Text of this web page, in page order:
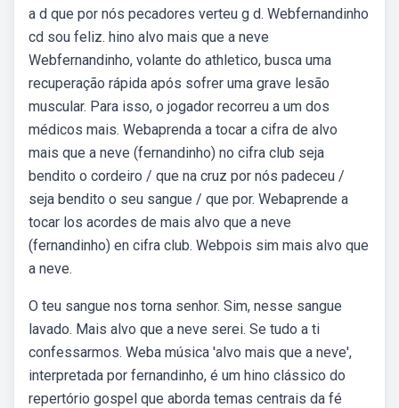
a d que por nós pecadores verteu g d. Webfernandinho
cd sou feliz. hino alvo mais que a neve
Webfernandinho, volante do athletico, busca uma
recuperação rápida após sofrer uma grave lesão
muscular. Para isso, o jogador recorreu a um dos
médicos mais. Webaprenda a tocar a cifra de alvo
mais que a neve (fernandinho) no cifra club seja
bendito o cordeiro / que na cruz por nós padeceu /
seja bendito o seu sangue / que por. Webaprende a
tocar los acordes de mais alvo que a neve
(fernandinho) en cifra club. Webpois sim mais alvo que
a neve.
O teu sangue nos torna senhor. Sim, nesse sangue
lavado. Mais alvo que a neve serei. Se tudo a ti
confessarmos. Weba música 'alvo mais que a neve',
interpretada por fernandinho, é um hino clássico do
repertório gospel que aborda temas centrais da fé